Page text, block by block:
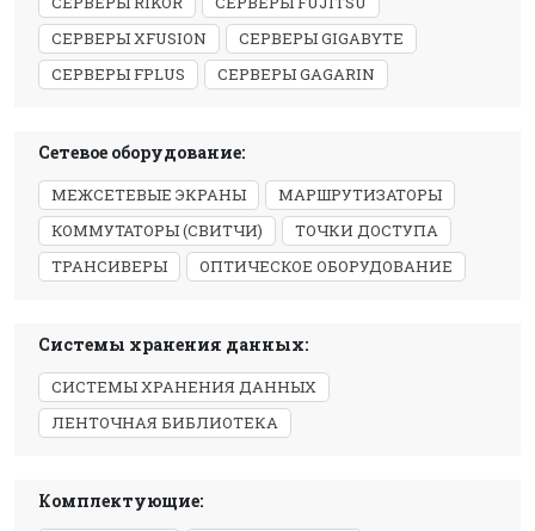
СЕРВЕРЫ XFUSION
СЕРВЕРЫ GIGABYTE
СЕРВЕРЫ FPLUS
СЕРВЕРЫ GAGARIN
Сетевое оборудование:
МЕЖСЕТЕВЫЕ ЭКРАНЫ
МАРШРУТИЗАТОРЫ
КОММУТАТОРЫ (СВИТЧИ)
ТОЧКИ ДОСТУПА
ТРАНСИВЕРЫ
ОПТИЧЕСКОЕ ОБОРУДОВАНИЕ
Системы хранения данных:
СИСТЕМЫ ХРАНЕНИЯ ДАННЫХ
ЛЕНТОЧНАЯ БИБЛИОТЕКА
Комплектующие: